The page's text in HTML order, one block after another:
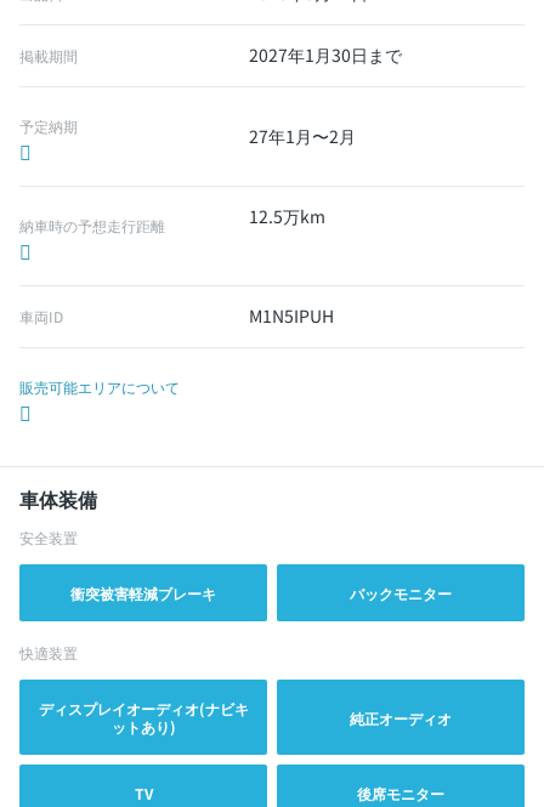
掲載期間 2027年1月30日まで
予定納期 27年1月〜2月
納車時の予想走行距離 12.5万km
車両ID M1N5IPUH
販売可能エリアについて
車体装備
安全装置
衝突被害軽減ブレーキ バックモニター
快適装置
ディスプレイオーディオ(ナビキ
ットあり)
純正オーディオ
TV 後席モニター